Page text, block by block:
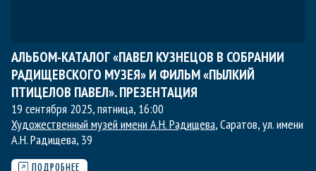
АЛЬБОМ-КАТАЛОГ «ПАВЕЛ КУЗНЕЦОВ В СОБРАНИИ
РАДИЩЕВСКОГО МУЗЕЯ» И ФИЛЬМ «ПЫЛКИЙ
ПТИЦЕЛОВ ПАВЕЛ». ПРЕЗЕНТАЦИЯ
19 сентября 2025, пятница, 16:00
Художественный музей имени А.Н. Радищева, Саратов, ул. имени
А.Н. Радищева, 39
ПОДРОБНЕЕ